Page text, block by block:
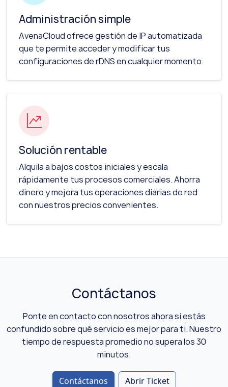
Administración simple
AvenaCloud ofrece gestión de IP automatizada
que te permite acceder y modificar tus
configuraciones de rDNS en cualquier momento.
Solución rentable
Alquila a bajos costos iniciales y escala
rápidamente tus procesos comerciales. Ahorra
dinero y mejora tus operaciones diarias de red
con nuestros precios convenientes.
Contáctanos
Ponte en contacto con nosotros ahora si estás
confundido sobre qué servicio es mejor para ti. Nuestro
tiempo de respuesta promedio no supera los 30
minutos.
Contáctanos Abrir Ticket